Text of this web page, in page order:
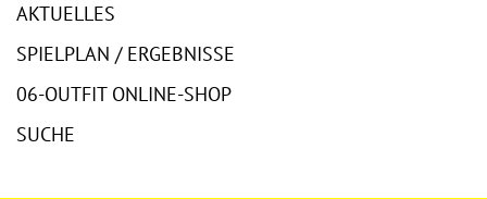
AKTUELLES
SPIELPLAN / ERGEBNISSE
06-OUTFIT ONLINE-SHOP
SUCHE